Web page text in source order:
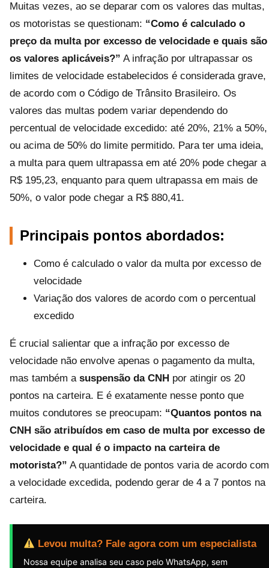
Muitas vezes, ao se deparar com os valores das multas,
os motoristas se questionam: “Como é calculado o
preço da multa por excesso de velocidade e quais são
os valores aplicáveis?” A infração por ultrapassar os
limites de velocidade estabelecidos é considerada grave,
de acordo com o Código de Trânsito Brasileiro. Os
valores das multas podem variar dependendo do
percentual de velocidade excedido: até 20%, 21% a 50%,
ou acima de 50% do limite permitido. Para ter uma ideia,
a multa para quem ultrapassa em até 20% pode chegar a
R$ 195,23, enquanto para quem ultrapassa em mais de
50%, o valor pode chegar a R$ 880,41.
Principais pontos abordados:
Como é calculado o valor da multa por excesso de
velocidade
Variação dos valores de acordo com o percentual
excedido
É crucial salientar que a infração por excesso de
velocidade não envolve apenas o pagamento da multa,
mas também a suspensão da CNH por atingir os 20
pontos na carteira. E é exatamente nesse ponto que
muitos condutores se preocupam: “Quantos pontos na
CNH são atribuídos em caso de multa por excesso de
velocidade e qual é o impacto na carteira de
motorista?” A quantidade de pontos varia de acordo com
a velocidade excedida, podendo gerar de 4 a 7 pontos na
carteira.
Levou multa? Fale agora com um especialista
Nossa equipe analisa seu caso pelo WhatsApp, sem